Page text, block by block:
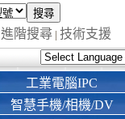
進階搜尋| 技術支援
工業電腦IPC
智慧手機/相機/DV